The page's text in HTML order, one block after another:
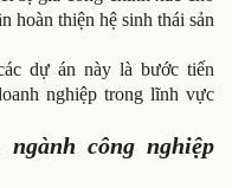
hoàn thiện hệ sinh thái sản
dự án này là bước tiến
nghiệp trong lĩnh vực
công nghiệp